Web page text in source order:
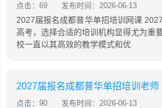
点击：69 发布时间：2026-06-13
2027届报名成都普华单招培训网课
高考，选择合适的培训机构显得尤为重
校一直以其高效的教学模式和优
2027届报名成都普华单招培训老师
点击：90 发布时间：2026-06-13